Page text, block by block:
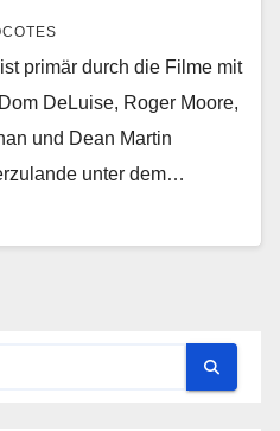
primär durch die Filme mit
DeLuise, Roger Moore,
und Dean Martin
unter dem…